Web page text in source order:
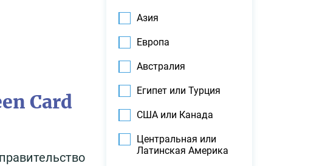
Card
Азия
Европа
Австралия
Египет или Турция
США или Канада
Центральная или
Латинская Америка